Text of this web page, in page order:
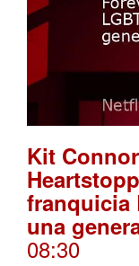
Kit
franquicia
una
08:30